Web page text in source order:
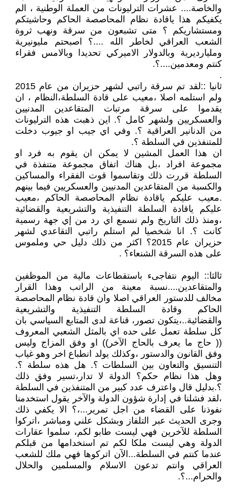
والخاصة.... عشرات الترليونات من العملة الوطنية ، الم
يكفيكم هذا ياقادة نظام المحاصصة الحاكم وحاشيتكم
ومستشاريكم ؟ متى تشبعون من سرقة ونهب ثروة
الشعب العراقي لخاطر الله ....؟ اصبحتم مليونيرية
ومليارديرية وبالدولار الاميركي تحديدا وبالامس فقراء
كنتم ومعدمين....؟.
.
ثانيا ::لقد تم سرقة راتبي لشهر حزيران من عام 2015
ولم استلمه اصلا ،معيب على قادة السلطة،النظام ، ان
يقدموا على سرقة مرتبات المتقاعدين المدنيين
والعسكريين ولشهر كامل ؟. اين ذهبت هذه الترليونات
من الدنانير العراقية ؟. وفي اي جيب او جيوب دخلت
للمتنفذين في السلطة ؟.
ان هذا العمل المشين لا يمكن ان يقوم به فرد او
مجموعة افراد ،بل هناك اتفاق مجموعة متنفذة في
السلطة قررت ذلك وتقاسموا قوت الفقراء والمساكين
والكسبة من المتقاعدين المدنيين والعسكريين فيما بينهم
.معيب عليكم ياقادة نظام المحاصصة الحاكم ،معيب
عليكم ياقادة السلطة التنفيذية والتشريعية والقضائية
،ومنذ ذلك التاريخ ولم نسمع اي رد من إي جهة رسمية
كانت ؟. انا شخصيا لم استلم راتبي التقاعدي لشهر
حزيران عام 2015؟ اكثر من ذلك دليل حي وملموس
على هذه السرقة الشنعاء؟ .
ثالثا:: اليوم نتفاجىء باستقطاعات مالية من الموظفين
والمتقاعدين....نسبة معينة من الراتب وهذا القرار
مخالف للدستور العراقي اصلا وان قادة نظام المحاصصة
الحاكم وقادة السلطة التنفيذية والتشريعية
والقضائية..،يتكون تصور، قناعة لدى المتابع السياسي بان
كل سلطة تعمل على حده اي بالمثل الشعبي المعروف
(( حاج ما يعرف بالحاج الآخر)) او وفق المزاج وليس
وفق القانون والدستور ،وكذلك يولد انطباع اخر وهو غياب
التنسيق والتعاون بين السلطات ؟. هل هذه سلطة ؟.
وهل هذا نظام حكم؟ الدولة لا تدار،تسير وفق ذلك
؟.بدليل قال واعترف عدد كبير من المتنفذين في السلطة
،لقد فشلنا في إدارة شؤون الدولة والآخر يقول استخدمنا
نفوذنا على القضاء من اجل تمرير...،؟ الا يكفي ذلك
وجرى الحديث عبر التلفاز وبشكل علني ومباشر ،اتركوا
السلطة للآخرين فهي ليست طابو لكم، سلموا عقارات
الدولة وهي ليست ملكا لكم تم استخدامها من قبلكم
عندما كنتم في السلطة...الآن اتركوها فهي ملك للشعب
العراقي وانتم تدعون الاسلام والمسلمين والحلال
والحرام...؟.